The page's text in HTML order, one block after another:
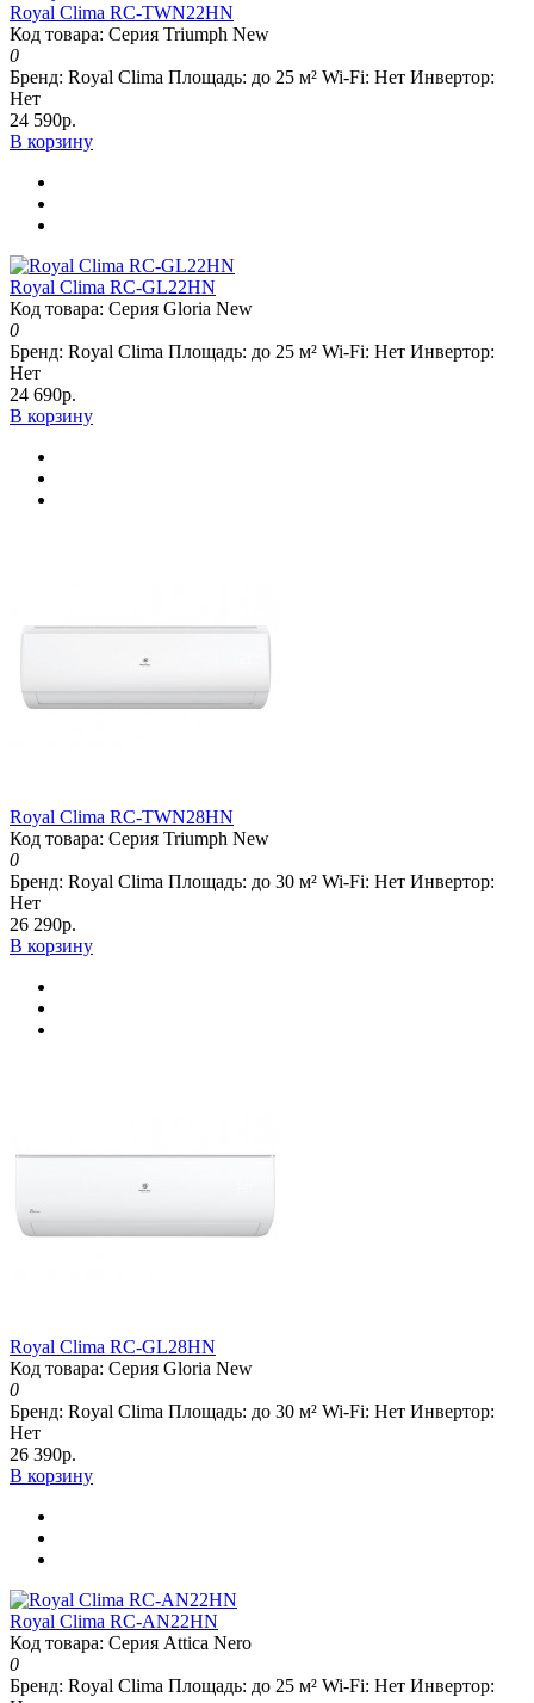
Royal Clima RC-TWN22HN
Код товара: Серия Triumph New
0
Бренд: Royal Clima Площадь: до 25 м² Wi-Fi: Нет Инвертор:
Нет
24 590р.
В корзину
Royal Clima RC-GL22HN
Код товара: Серия Gloria New
0
Бренд: Royal Clima Площадь: до 25 м² Wi-Fi: Нет Инвертор:
Нет
24 690р.
В корзину
Royal Clima RC-TWN28HN
Код товара: Серия Triumph New
0
Бренд: Royal Clima Площадь: до 30 м² Wi-Fi: Нет Инвертор:
Нет
26 290р.
В корзину
Royal Clima RC-GL28HN
Код товара: Серия Gloria New
0
Бренд: Royal Clima Площадь: до 30 м² Wi-Fi: Нет Инвертор:
Нет
26 390р.
В корзину
Royal Clima RC-AN22HN
Код товара: Серия Attica Nero
0
Бренд: Royal Clima Площадь: до 25 м² Wi-Fi: Нет Инвертор: